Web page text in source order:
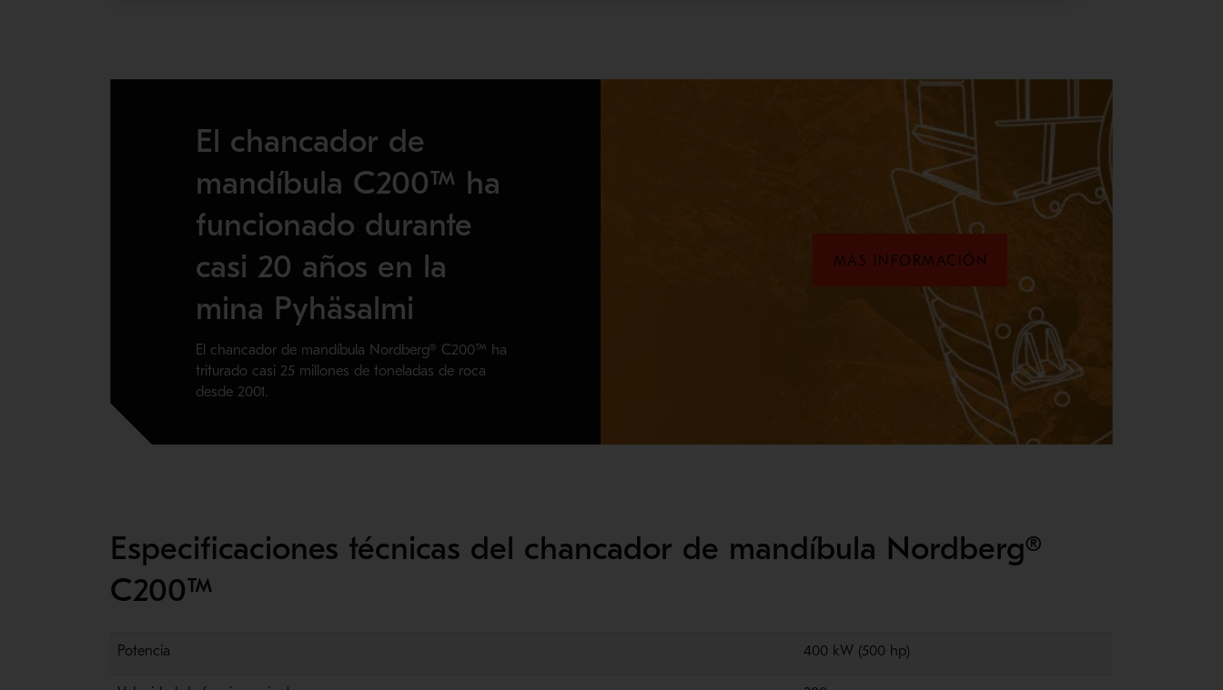
El chancador de
mandíbula C200™ ha
funcionado durante
casi 20 años en la
mina Pyhäsalmi
El chancador de mandíbula Nordberg® C200™ ha
triturado casi 25 millones de toneladas de roca
desde 2001.
MÁS INFORMACIÓN
Especificaciones técnicas del chancador de mandíbula Nordberg®
C200™
Potencia 400 kW (500 hp)